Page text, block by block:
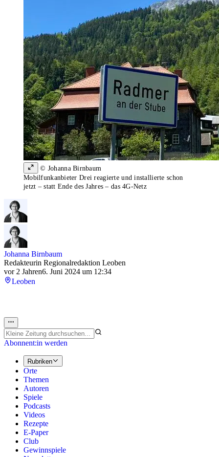
© Johanna Birnbaum
Mobilfunkanbieter Drei reagierte und installierte schon
jetzt – statt Ende des Jahres – das 4G-Netz
Johanna Birnbaum
Redakteurin Regionalredaktion Leoben
vor 2 Jahren6. Juni 2024 um 12:34
Leoben
Abonnent:in werden
Rubriken
Orte
Themen
Autoren
Spiele
Podcasts
Videos
Rezepte
E-Paper
Club
Gewinnspiele